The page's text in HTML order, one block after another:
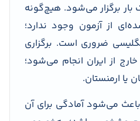
بار برگزار می‌شود. هیچ‌گونه
از آزمون وجود ندارد؛
ضروری است. برگزاری
از ایران انجام می‌شود؛
یا ارمنستان.
می‌شود آمادگی برای آن